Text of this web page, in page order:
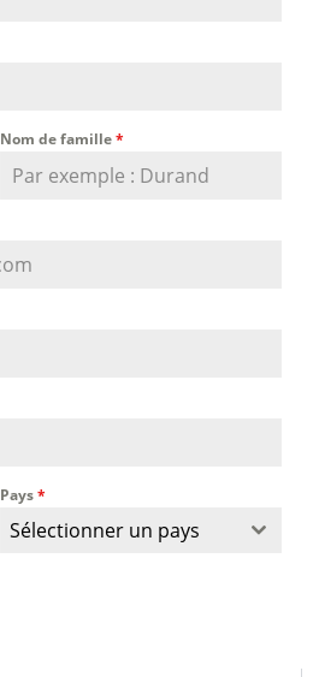
Nom de famille*
Pays*
Sélectionner un pays